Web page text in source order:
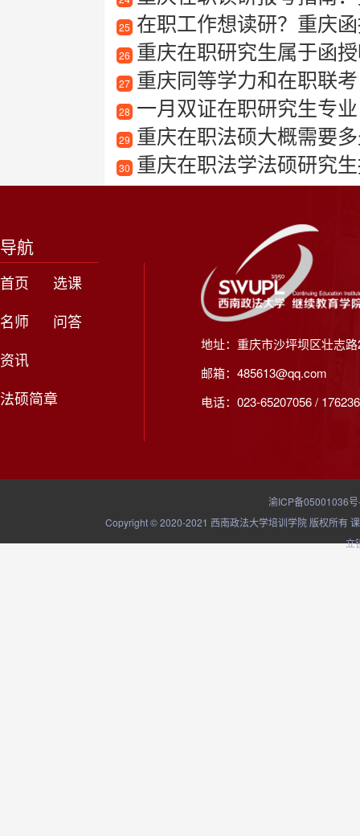
25 在职工作想读研？重庆
26 重庆在职研究生属于函
27 重庆同等学力和在职联考
28 一月双证在职研究生专业
29 重庆在职法硕大概需要
30 重庆在职法学法硕研究生
导航
首页
选课
名师
问答
资讯
法硕简章
地址：重庆市沙坪坝区壮志
邮箱：485613@qq.com
电话：023-65207056 /
渝ICP备05001036
Copyright © 2020-2021 西南政法大学培训学院 版权所有
立